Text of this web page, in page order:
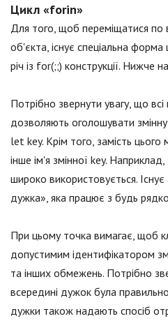
Цикл «forin»
Для того, щоб переміщатися по
об'єкта, існує спеціальна
річ із for(;;) конструкції. Нижче
Потрібно звернути увагу, що
дозволяють оголошувати
let key. Крім того, замість
інше ім'я змінної key.
широко використовується.
дужка», яка працює з будь
При цьому точка вимагає, щоб
допустимим ідентифікатором
та інших обмежень. Потрібно
всередині дужок була
дужки також надають спосіб